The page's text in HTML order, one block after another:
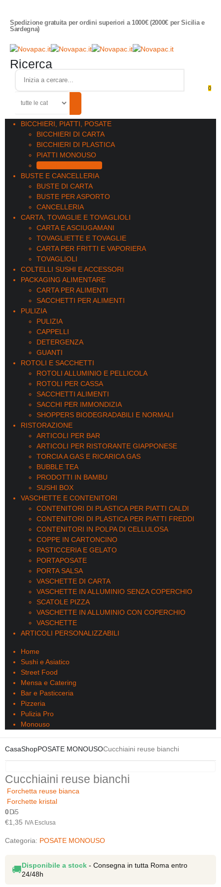
Spedizione gratuita per ordini superiori a 1000€ (2000€ per Sicilia e
Sardegna)
Ricerca
0
BICCHIERI, PIATTI, POSATE
BICCHIERI DI CARTA
BICCHIERI DI PLASTICA
PIATTI MONOUSO
POSATE MONOUSO
BUSTE E CANCELLERIA
BUSTE DI CARTA
BUSTE PER ASPORTO
CANCELLERIA
CARTA, TOVAGLIE E TOVAGLIOLI
CARTA E ASCIUGAMANI
TOVAGLIETTE E TOVAGLIE
CARTA PER FRITTI E VAPORIERA
TOVAGLIOLI
COLTELLI SUSHI E ACCESSORI
PACKAGING ALIMENTARE
CARTA PER ALIMENTI
SACCHETTI PER ALIMENTI
PULIZIA
PULIZIA
CAPPELLI
DETERGENZA
GUANTI
ROTOLI E SACCHETTI
ROTOLI ALLUMINIO E PELLICOLA
ROTOLI PER CASSA
SACCHETTI ALIMENTI
SACCHI PER IMMONDIZIA
SHOPPERS BIODEGRADABILI E NORMALI
RISTORAZIONE
ARTICOLI PER BAR
ARTICOLI PER RISTORANTE GIAPPONESE
TORCIA A GAS E RICARICA GAS
BUBBLE TEA
PRODOTTI IN BAMBU
SUSHI BOX
VASCHETTE E CONTENITORI
CONTENITORI DI PLASTICA PER PIATTI CALDI
CONTENITORI DI PLASTICA PER PIATTI FREDDI
CONTENITORI IN POLPA DI CELLULOSA
COPPE IN CARTONCINO
PASTICCERIA E GELATO
PORTAPOSATE
PORTA SALSA
VASCHETTE DI CARTA
VASCHETTE IN ALLUMINIO SENZA COPERCHIO
SCATOLE PIZZA
VASCHETTE IN ALLUMINIO CON COPERCHIO
VASCHETTE
ARTICOLI PERSONALIZZABILI
Home
Sushi e Asiatico
Street Food
Mensa e Catering
Bar e Pasticceria
Pizzeria
Pulizia Pro
Monouso
CasaShopPOSATE MONOUSOCucchiaini reuse bianchi
Cucchiaini reuse bianchi
Forchetta reuse bianca
Forchette kristal
0Di 5
€1,35 IVA Esclusa
Categoria: POSATE MONOUSO
🚚Disponibile a stock - Consegna in tutta Roma entro
24/48h